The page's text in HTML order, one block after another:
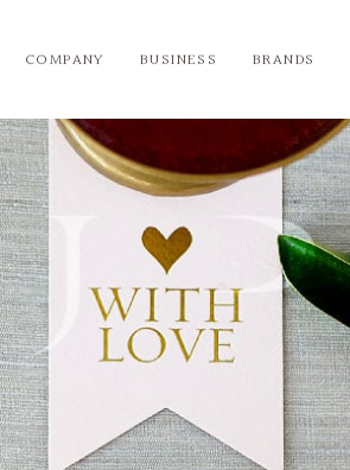
COMPANY BUSINESS BRANDS